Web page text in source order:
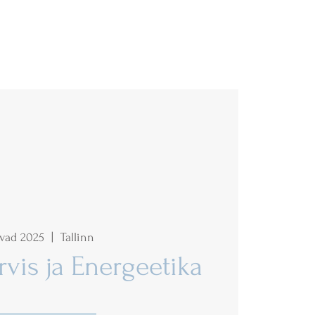
2025
  |
Tallinn
ja Energeetika